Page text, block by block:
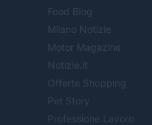
Food Blog
Milano Notizie
Motor Magazine
Notizie.it
Offerte Shopping
Pet Story
Professione Lavoro